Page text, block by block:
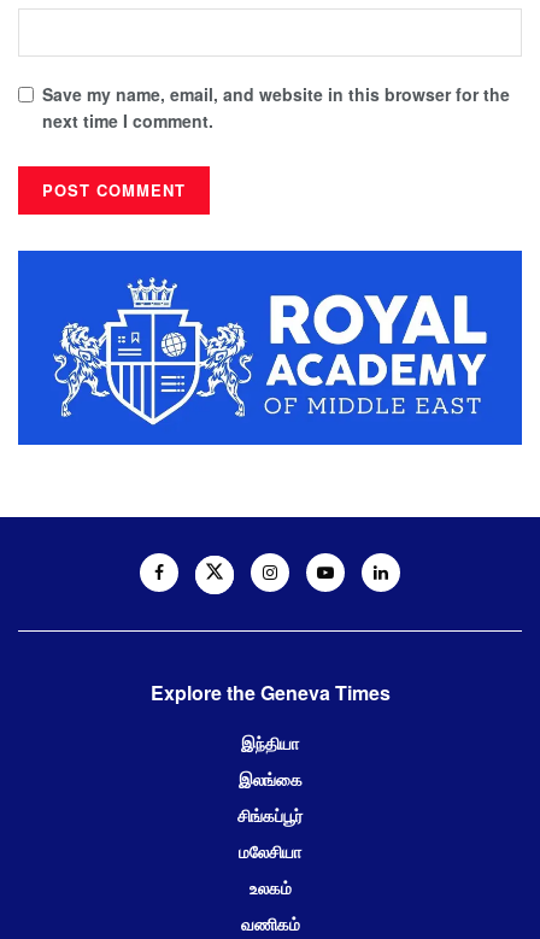
Save my name, email, and website in this browser for the
next time I comment.
Explore the Geneva Times
இந்தியா
இலங்கை
சிங்கப்பூர்
மலேசியா
உலகம்
வணிகம்